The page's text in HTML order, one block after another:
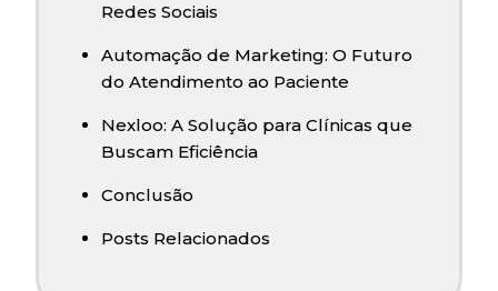
Redes Sociais
Automação de Marketing: O Futuro
do Atendimento ao Paciente
Nexloo: A Solução para Clínicas que
Buscam Eficiência
Conclusão
Posts Relacionados